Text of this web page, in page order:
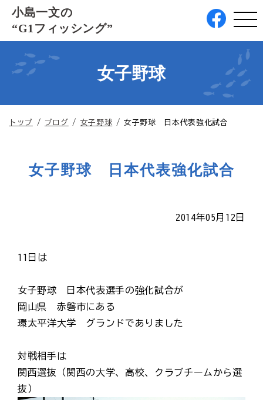
このページの本文へ
小島一文の
“G1フィッシング”
女子野球
現
トップ / ブログ / 女子野球 /女子野球 日本代表強化試合
女子野球 日本代表強化試合
2014年05月12日
11日は
女子野球 日本代表選手の強化試合が
岡山県 赤磐市にある
環太平洋大学 グランドでありました
対戦相手は
関西選抜（関西の大学、高校、クラブチームから選
抜）